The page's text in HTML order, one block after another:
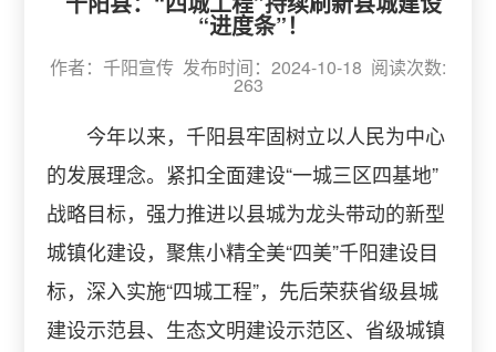
“进度条”！
作者：千阳宣传 发布时间：2024-10-18 阅读次数:
263
今年以来，千阳县牢固树立以人民为中心
的发展理念。紧扣全面建设“一城三区四基地”
战略目标，强力推进以县城为龙头带动的新型
城镇化建设，聚焦小精全美“四美”千阳建设目
标，深入实施“四城工程”，先后荣获省级县城
建设示范县、生态文明建设示范区、省级城镇